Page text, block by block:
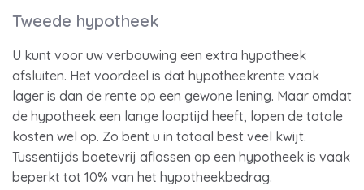
Tweede hypotheek
U kunt voor uw verbouwing een extra hypotheek
afsluiten. Het voordeel is dat hypotheekrente vaak
lager is dan de rente op een gewone lening. Maar omdat
de hypotheek een lange looptijd heeft, lopen de totale
kosten wel op. Zo bent u in totaal best veel kwijt.
Tussentijds boetevrij aflossen op een hypotheek is vaak
beperkt tot 10% van het hypotheekbedrag.